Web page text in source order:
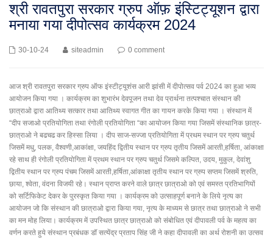
श्री रावतपुरा सरकार ग्रुप ऑफ़ इंस्टिट्यूशन द्वारा
मनाया गया दीपोत्सव कार्यक्रम 2024
30-10-24 siteadmin 0 comment
आज श्री रावतपुरा सरकार ग्रुप ऑफ इंस्टीट्यूशंस आरी झांसी में दीपोत्सव पर्व 2024 का हुआ भव्य
आयोजन किया गया । कार्यक्रम का शुभारंभ देवपूजन तथा देव प्रार्थना तत्पश्चात संस्थान की
छात्राओ द्वारा आतिथ्य सत्कार तथा आतिथ्य स्वागत गीत का गायन करके किया गया । संस्थान में
“दीप सजाओ प्रतियोगिता तथा रंगोली प्रतियोगिता “का आयोजन किया गया जिसमें संस्थानिक छात्र-
छात्राओ ने बढचढ कर हिस्सा लिया । दीप साज-सज्जा प्रतियोगिता में प्रथम स्थान पर ग्रुप चतुर्थ
जिसमें मधु, पलक, वैश्वणी,आकांक्षा, जयहिंद द्वितीय स्थान पर ग्रुप तृतीय जिसमें आरती,हर्षिता, आंकाक्षा
रहे साथ ही रंगोली प्रतियोगिता में प्रथम स्थान पर ग्रुप चतुर्थ जिसमे कल्पित, उदय, मुकुल, देवांशु
द्वितीय स्थान पर ग्रुप पंचम जिसमें आरती,हर्षिता,आंकाक्षा तृतीय स्थान पर ग्रुप सप्तम जिसमें श्रुति,
छाया, श्वेता, वंदना विजयी रहे। स्थान प्राप्त करने वाले छात्र छात्राओ को एवं समस्त प्रतिभागियों
को सर्टिफिकेट देकर के पुरस्कृत किया गया । कार्यक्रम को उत्साहपूर्ण बनाने के लिये नृत्य का
आयोजन जो कि संस्थान की छात्राओ द्वारा किया गया, नृत्य के माध्यम से छात्र तथा छात्राओ ने सभी
का मन मोह लिया। कार्यक्रम में उपस्थित छात्र छात्राओ को संबोधित एवं दीपावली पर्व के महत्व का
वर्णन करते हुये संस्थान प्रबंधक डॉ सत्येंद्र प्रताप सिंह जी ने कहा दीपावली का अर्थ रोशनी का उत्सव